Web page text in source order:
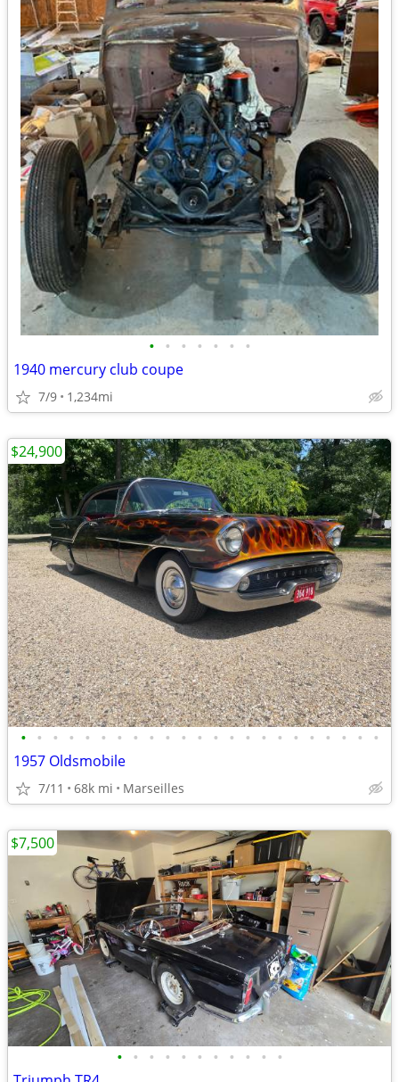
• • • • • • •
1940 mercury club coupe
7/9 1,234mi
• • • • • • • • • • • • • • • • • • • • • • •
1957 Oldsmobile
7/11 68k mi Marseilles
$24,900
• • • • • • • • • • •
$7,500